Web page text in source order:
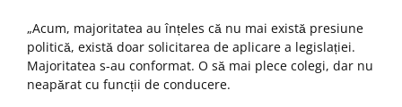
„Acum, majoritatea au înțeles că nu mai există presiune
politică, există doar solicitarea de aplicare a legislației.
Majoritatea s-au conformat. O să mai plece colegi, dar nu
neapărat cu funcții de conducere.